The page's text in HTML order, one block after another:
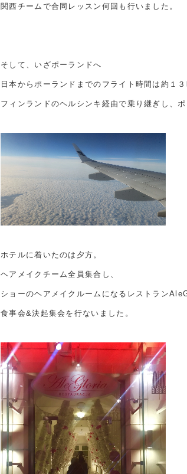
関西チームで合同レッスン何回も行いました。
そして、いざポーランドへ
日本からポーランドまでのフライト時間は約１３
フィンランドのヘルシンキ経由で乗り継ぎし、
ホテルに着いたのは夕方。
ヘアメイクチーム全員集合し、
ショーのヘアメイクルームになるレストラン
食事会&決起集会を行ないました。